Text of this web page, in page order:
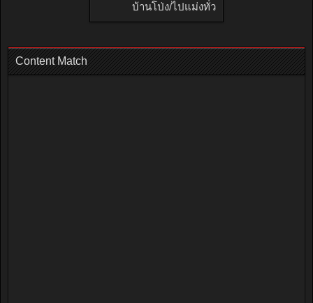
บ้านโป่ง/ไปแม่งทั่ว
Content Match